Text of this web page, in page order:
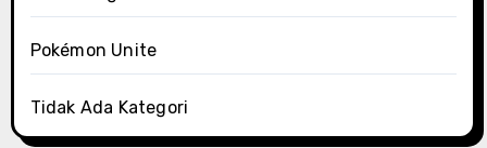
Pokémon Unite
Tidak Ada Kategori